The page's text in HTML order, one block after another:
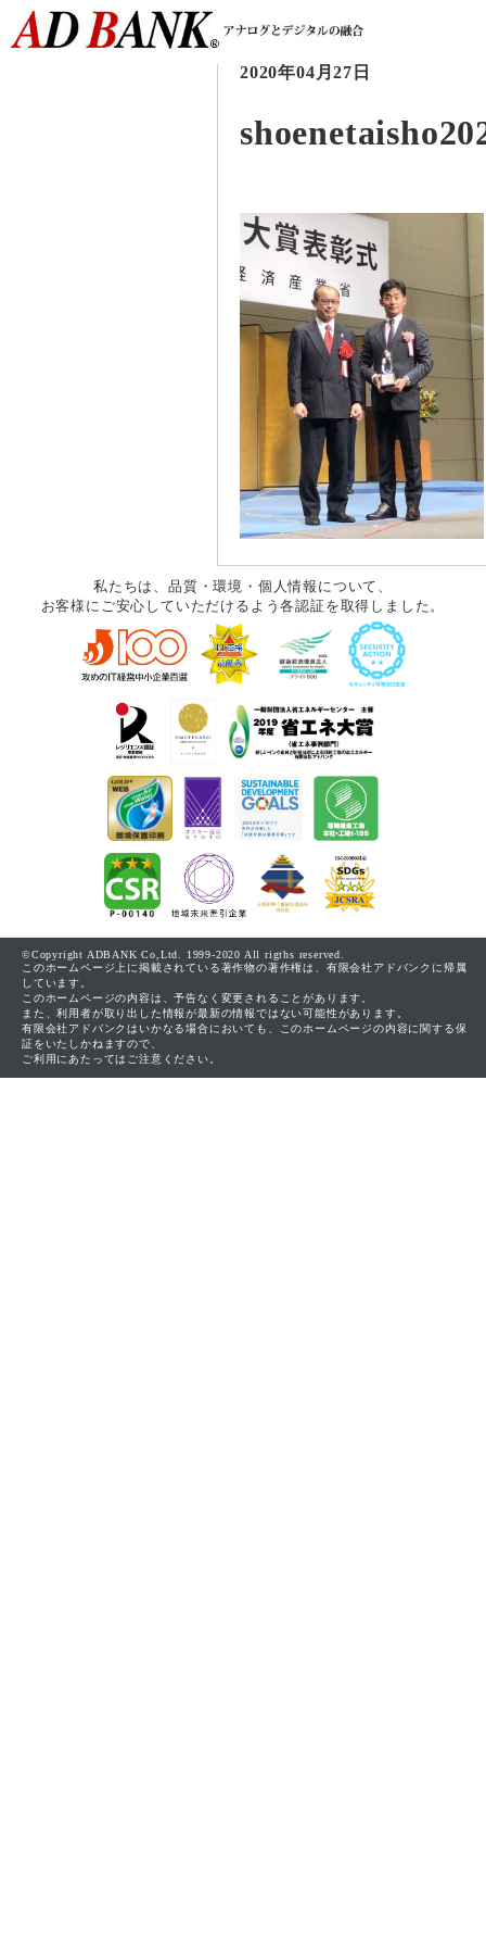
2020年04月27日
私たちは、品質・環境・個人情報について、
お客様にご安心していただけるよう各認証を取得しました。
©Copyright ADBANK Co,Ltd. 1999-2020 All rigths reserved.
このホームページ上に掲載されている著作物の著作権は、有限会社アドバンクに帰属
しています。
このホームページの内容は、予告なく変更されることがあります。
また、利用者が取り出した情報が最新の情報ではない可能性があります。
有限会社アドバンクはいかなる場合においても、このホームページの内容に関する保
証をいたしかねますので、
ご利用にあたってはご注意ください。